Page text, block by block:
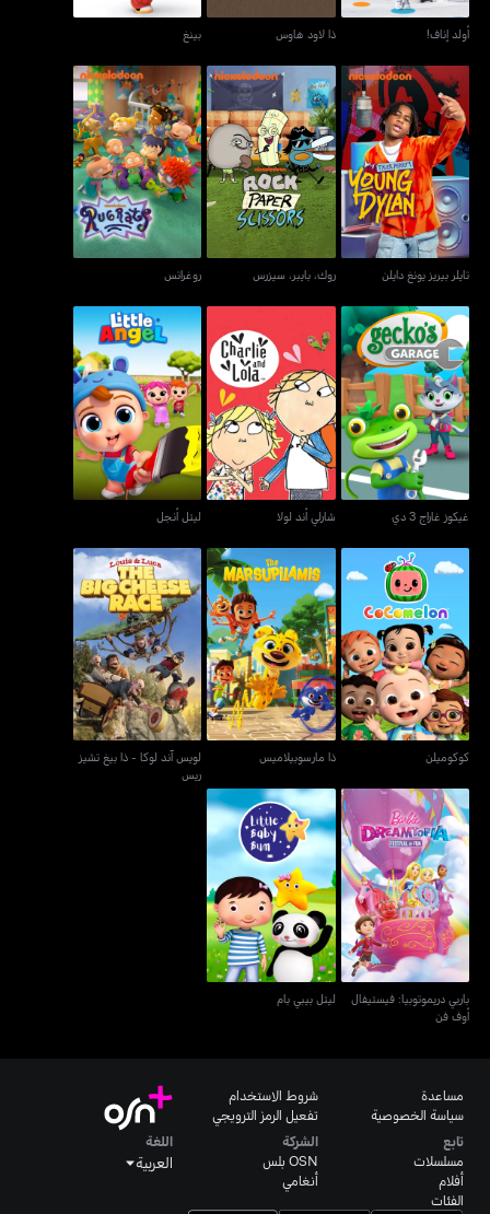
أولد إناف! ذا لاود هاوس بينغ
تايلر بيريز يونغ دايلن
تايلر بيريز يونغ دايلن
روك، بايبر، سيزرس
روك، بايبر، سيزرس
روغراتس
روغراتس
غيكوز غاراج 3 دي
غيكوز غاراج 3 دي
شارلي أند لولا
شارلي أند لولا
ليتل أنجل
ليتل أنجل
كوكوميلن
كوكوميلن
ذا مارسوبيلاميس
ذا مارسوبيلاميس
لويس آند لوكا - ذا بيغ تشيز
ريس
لويس آند لوكا - ذا بيغ تشيز
ريس
باربي دريموتوبيا: فيستيفال
أوف فن
باربي دريموتوبيا: فيستيفال
أوف فن
ليتل بيبي بام
ليتل بيبي بام
مساعدة
سياسة الخصوصية
شروط الاستخدام
تفعيل الرمز الترويجي
تابع
مسلسلات
أفلام
الفئات
الشركة
OSN بلس
أنغامي
اللغة
العربية